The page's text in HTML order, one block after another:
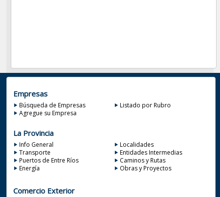
Empresas
Búsqueda de Empresas
Listado por Rubro
Agregue su Empresa
La Provincia
Info General
Localidades
Transporte
Entidades Intermedias
Puertos de Entre Ríos
Caminos y Rutas
Energía
Obras y Proyectos
Comercio Exterior